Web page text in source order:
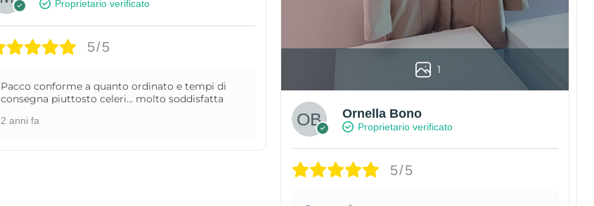
Proprietario verificato
5/5
Pacco conforme a quanto ordinato e tempi di
consegna piuttosto celeri... molto soddisfatta
2 anni fa
1
Ornella Bono
Proprietario verificato
5/5